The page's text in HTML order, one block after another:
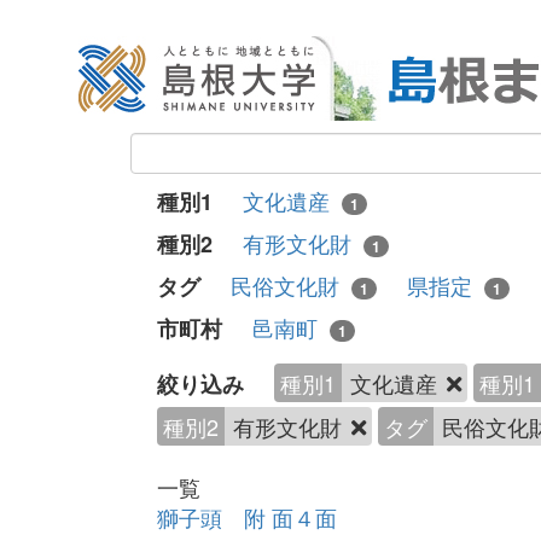
種別1 文化遺産 1
種別2 有形文化財 1
タグ 民俗文化財 1 県指定 1
市町村 邑南町 1
絞り込み 種別1 文化遺産
種別1
種別2 有形文化財 タグ 民俗文化
一覧
獅子頭 附 面４面